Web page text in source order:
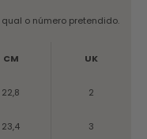
o número pretendido.
CM UK
22,8 2
23,4 3